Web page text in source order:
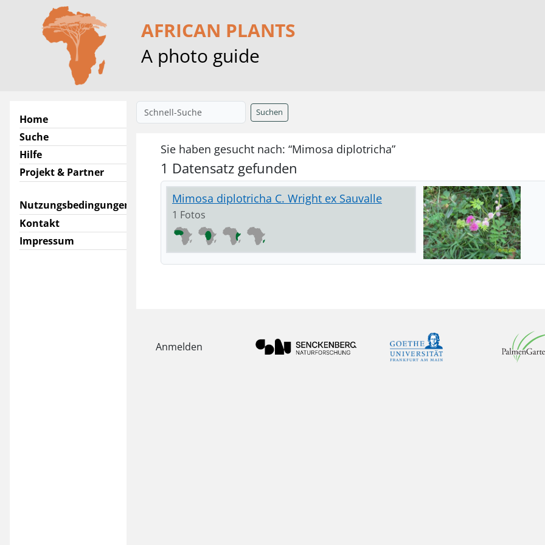
AFRICAN PLANTS
A photo guide
Home
Suche
Hilfe
Projekt & Partner
Nutzungsbedingungen
Kontakt
Impressum
Suchen
Sie haben gesucht nach: “Mimosa diplotricha”
1 Datensatz gefunden
Mimosa diplotricha C. Wright ex Sauvalle
1 Fotos
Anmelden